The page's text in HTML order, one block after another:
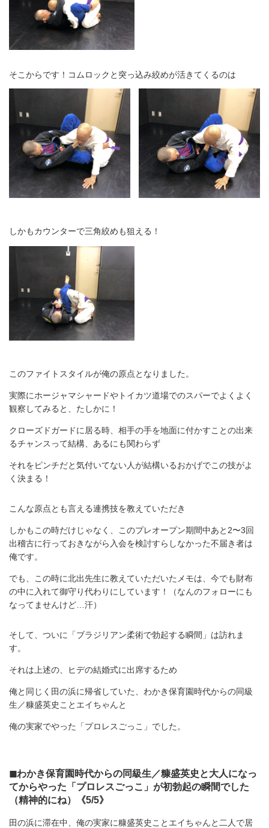
そこからです！コムロックと突っ込み絞めが活きてくるのは
しかもカウンターで三角絞めも狙える！
このファイトスタイルが俺の原点となりました。
実際にホージャマシャードやトイカツ道場でのスパーでよくよく
観察してみると、たしかに！
クローズドガードに居る時、相手の手を地面に付かすことの出来
るチャンスって結構、あるにも関わらず
それをピンチだと気付いてない人が結構いるおかげでこの技がよ
く決まる！
こんな原点とも言える連携技を教えていただき
しかもこの時だけじゃなく、このプレオープン期間中あと2〜3回
出稽古に行っておきながら入会を検討すらしなかった不届き者は
俺です。
でも、この時に北出先生に教えていただいたメモは、今でも財布
の中に入れて御守り代わりにしています！（なんのフォローにも
なってませんけど…汗）
そして、ついに「ブラジリアン柔術で勃起する瞬間」は訪れま
す。
それは上述の、ヒデの結婚式に出席するため
俺と同じく田の浜に帰省していた、わかき保育園時代からの同級
生／糠盛英史ことエイちゃんと
俺の実家でやった「プロレスごっこ」でした。
◼︎わかき保育園時代からの同級生／糠盛英史と大人になっ
てからやった「プロレスごっこ」が初勃起の瞬間でした
（精神的にね）《5/5》
田の浜に滞在中、俺の実家に糠盛英史ことエイちゃんと二人で居